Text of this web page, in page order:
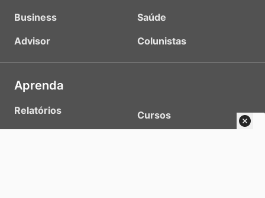
Business
Advisor
Saúde
Colunistas
Aprenda
Relatórios
Cursos